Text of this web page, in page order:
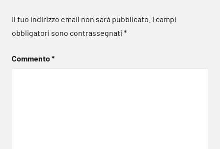
Il tuo indirizzo email non sarà pubblicato. I campi
obbligatori sono contrassegnati *
Commento*